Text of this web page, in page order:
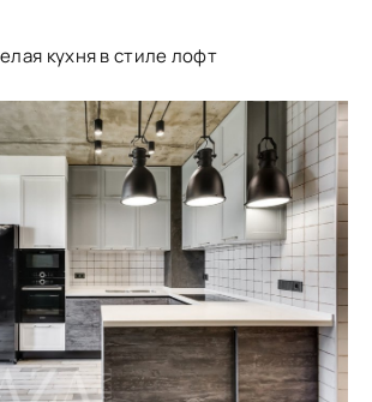
кухня в стиле лофт